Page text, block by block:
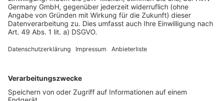
Datenschutz
Impressum
Services
Bauprojekt-Quiz